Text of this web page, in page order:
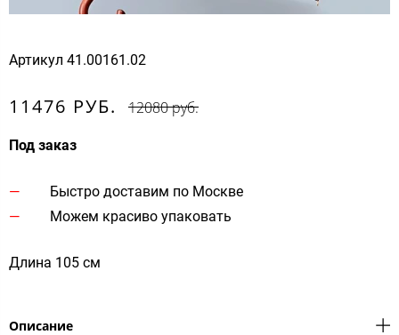
Артикул 41.00161.02
11476 РУБ. 12080 руб.
Под заказ
Быстро доставим по Москве
Можем красиво упаковать
Длина 105 см
Описание